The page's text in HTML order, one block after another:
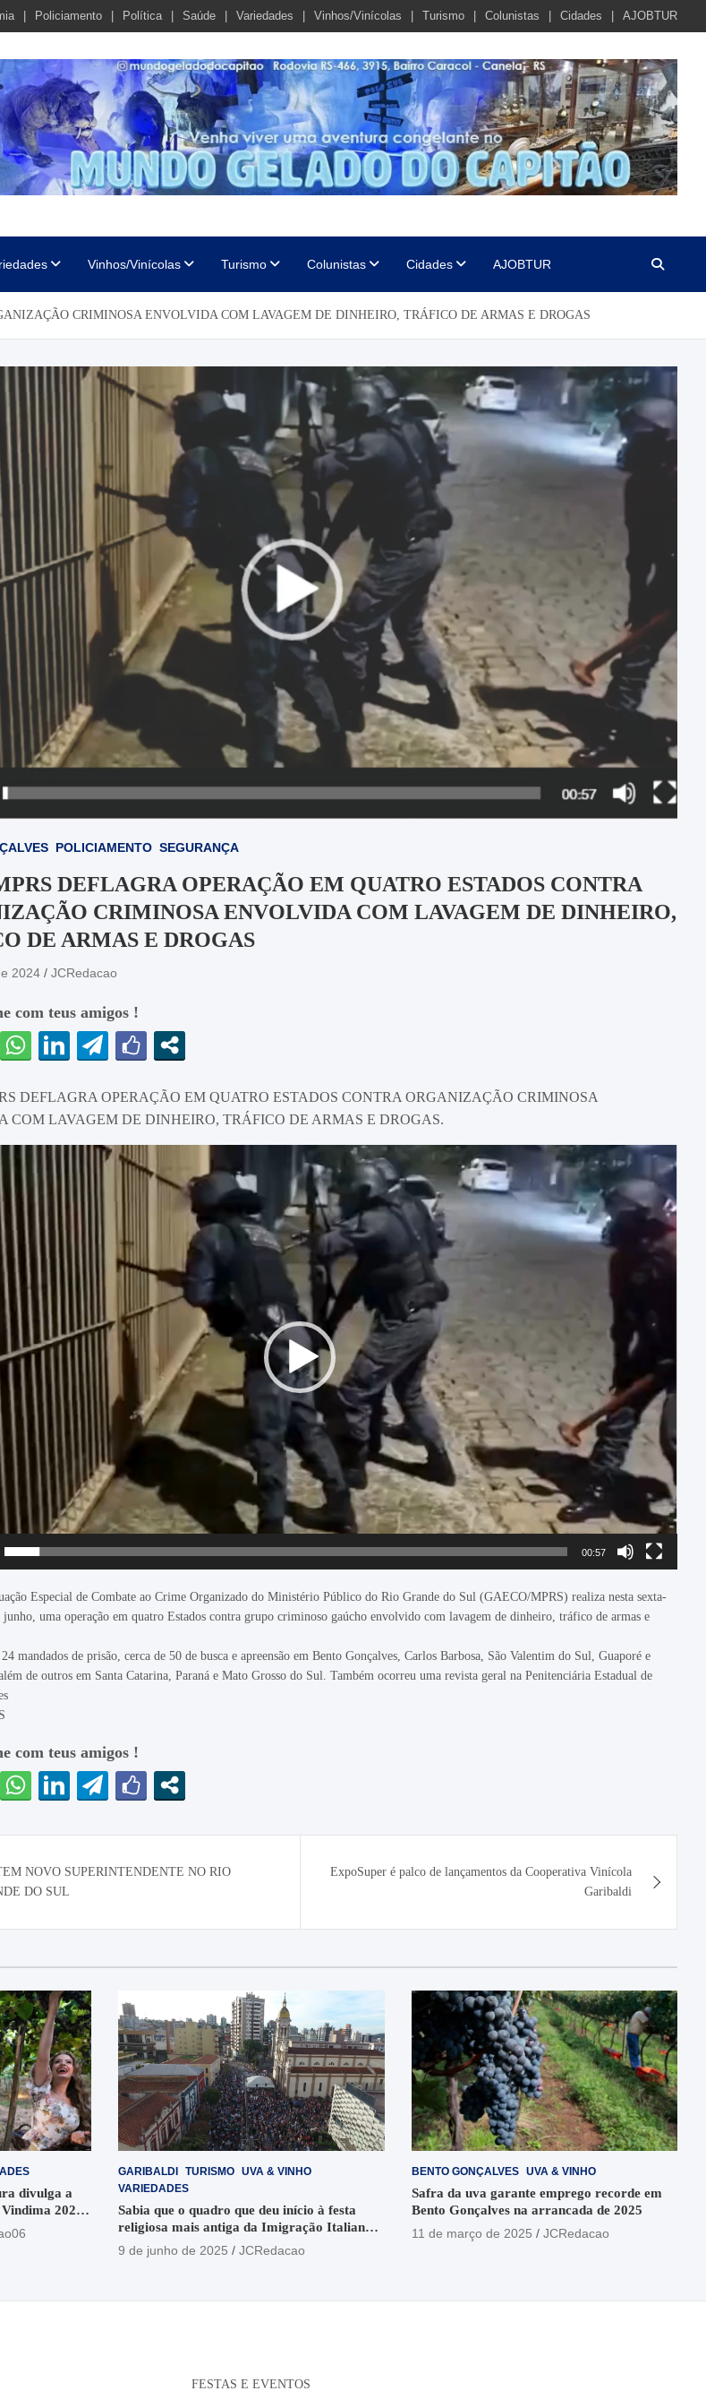
Policiamento Política Saúde Variedades Vinhos/Vinícolas Turismo Colunistas Cidades AJOBTUR
Vinhos/Vinícolas Turismo Colunistas Cidades AJOBTUR
CRIMINOSA ENVOLVIDA COM LAVAGEM DE DINHEIRO, TRÁFICO DE ARMAS E DROGAS
POLICIAMENTO SEGURANÇA
DEFLAGRA OPERAÇÃO EM QUATRO ESTADOS CONTRA
CRIMINOSA ENVOLVIDA COM LAVAGEM DE DINHEIRO,
DE ARMAS E DROGAS
2024 JCRedacao
com teus amigos !
DEFLAGRA OPERAÇÃO EM QUATRO ESTADOS CONTRA ORGANIZAÇÃO CRIMINOSA
COM LAVAGEM DE DINHEIRO, TRÁFICO DE ARMAS E DROGAS.
00:57
Especial de Combate ao Crime Organizado do Ministério Público do Rio Grande do Sul (GAECO/MPRS) realiza nesta sexta-
uma operação em quatro Estados contra grupo criminoso gaúcho envolvido com lavagem de dinheiro, tráfico de armas e
mandados de prisão, cerca de 50 de busca e apreensão em Bento Gonçalves, Carlos Barbosa, São Valentim do Sul, Guaporé e
de outros em Santa Catarina, Paraná e Mato Grosso do Sul. Também ocorreu uma revista geral na Penitenciária Estadual de
com teus amigos !
NOVO SUPERINTENDENTE NO RIO
DO SUL
ExpoSuper é palco de lançamentos da Cooperativa Vinícola
Garibaldi
divulga a
2026
GARIBALDI TURISMO UVA & VINHO
VARIEDADES
Sabia que o quadro que deu início à festa
religiosa mais antiga da Imigração Italiana
está no Santuário Santo Antônio
9 de junho de 2025 JCRedacao
BENTO GONÇALVES UVA & VINHO
Safra da uva garante emprego recorde em
Bento Gonçalves na arrancada de 2025
11 de março de 2025
JCRedacao
FESTAS E EVENTOS